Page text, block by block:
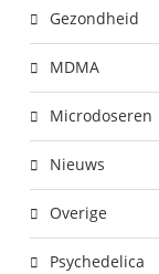
Gezondheid
MDMA
Microdoseren
Nieuws
Overige
Psychedelica